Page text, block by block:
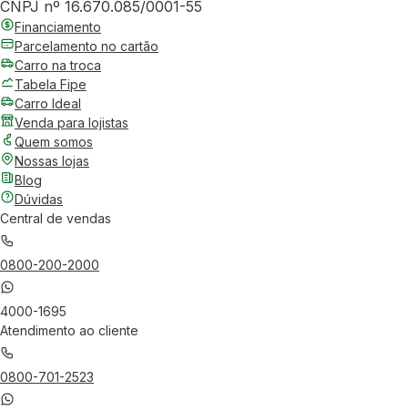
CNPJ nº 16.670.085/0001-55
Financiamento
Parcelamento no cartão
Carro na troca
Tabela Fipe
Carro Ideal
Venda para lojistas
Quem somos
Nossas lojas
Blog
Dúvidas
Central de vendas
0800-200-2000
4000-1695
Atendimento ao cliente
0800-701-2523